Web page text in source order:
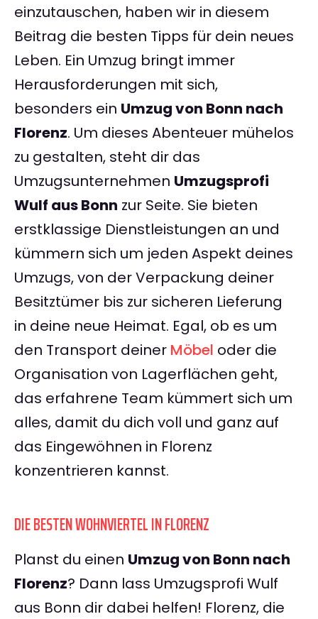
einzutauschen, haben wir in diesem
Beitrag die besten Tipps für dein neues
Leben. Ein Umzug bringt immer
Herausforderungen mit sich,
besonders ein Umzug von Bonn nach
Florenz. Um dieses Abenteuer mühelos
zu gestalten, steht dir das
Umzugsunternehmen Umzugsprofi
Wulf aus Bonn zur Seite. Sie bieten
erstklassige Dienstleistungen an und
kümmern sich um jeden Aspekt deines
Umzugs, von der Verpackung deiner
Besitztümer bis zur sicheren Lieferung
in deine neue Heimat. Egal, ob es um
den Transport deiner Möbel oder die
Organisation von Lagerflächen geht,
das erfahrene Team kümmert sich um
alles, damit du dich voll und ganz auf
das Eingewöhnen in Florenz
konzentrieren kannst.
DIE BESTEN WOHNVIERTEL IN FLORENZ
Planst du einen Umzug von Bonn nach
Florenz? Dann lass Umzugsprofi Wulf
aus Bonn dir dabei helfen! Florenz, die